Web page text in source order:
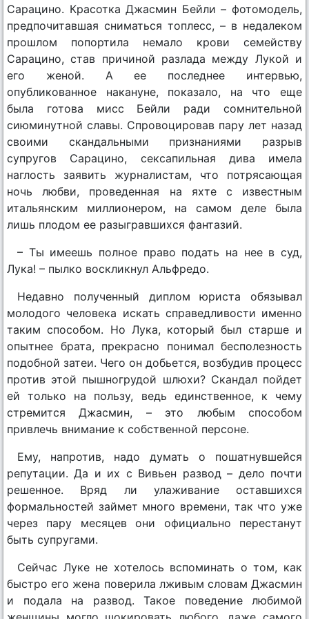
Сарацино. Красотка Джасмин Бейли – фотомодель,
предпочитавшая сниматься топлесс, – в недалеком
прошлом попортила немало крови семейству
Сарацино, став причиной разлада между Лукой и
его женой. А ее последнее интервью,
опубликованное накануне, показало, на что еще
была готова мисс Бейли ради сомнительной
сиюминутной славы. Спровоцировав пару лет назад
своими скандальными признаниями разрыв
супругов Сарацино, сексапильная дива имела
наглость заявить журналистам, что потрясающая
ночь любви, проведенная на яхте с известным
итальянским миллионером, на самом деле была
лишь плодом ее разыгравшихся фантазий.
– Ты имеешь полное право подать на нее в суд,
Лука! – пылко воскликнул Альфредо.
Недавно полученный диплом юриста обязывал
молодого человека искать справедливости именно
таким способом. Но Лука, который был старше и
опытнее брата, прекрасно понимал бесполезность
подобной затеи. Чего он добьется, возбудив процесс
против этой пышногрудой шлюхи? Скандал пойдет
ей только на пользу, ведь единственное, к чему
стремится Джасмин, – это любым способом
привлечь внимание к собственной персоне.
Ему, напротив, надо думать о пошатнувшейся
репутации. Да и их с Вивьен развод – дело почти
решенное. Вряд ли улаживание оставшихся
формальностей займет много времени, так что уже
через пару месяцев они официально перестанут
быть супругами.
Сейчас Луке не хотелось вспоминать о том, как
быстро его жена поверила лживым словам Джасмин
и подала на развод. Такое поведение любимой